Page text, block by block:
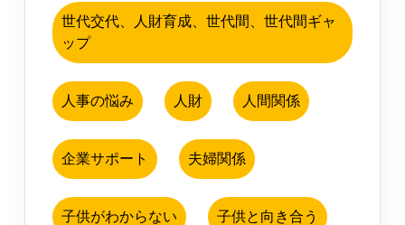
世代交代、人財育成、世代間、世代間ギャ
ップ
人事の悩み 人財 人間関係
企業サポート 夫婦関係
子供がわからない 子供と向き合う